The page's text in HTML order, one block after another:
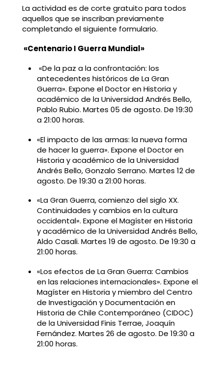
La actividad es de corte gratuito para todos
aquellos que se inscriban previamente
completando el siguiente formulario.
«Centenario I Guerra Mundial»
«De la paz a la confrontación: los
antecedentes históricos de La Gran
Guerra». Expone el Doctor en Historia y
académico de la Universidad Andrés Bello,
Pablo Rubio. Martes 05 de agosto. De 19:30
a 21:00 horas.
«El impacto de las armas: la nueva forma
de hacer la guerra». Expone el Doctor en
Historia y académico de la Universidad
Andrés Bello, Gonzalo Serrano. Martes 12 de
agosto. De 19:30 a 21:00 horas.
«La Gran Guerra, comienzo del siglo XX.
Continuidades y cambios en la cultura
occidental». Expone el Magíster en Historia
y académico de la Universidad Andrés Bello,
Aldo Casali. Martes 19 de agosto. De 19:30 a
21:00 horas.
«Los efectos de La Gran Guerra: Cambios
en las relaciones internacionales». Expone el
Magíster en Historia y miembro del Centro
de Investigación y Documentación en
Historia de Chile Contemporáneo (CIDOC)
de la Universidad Finis Terrae, Joaquín
Fernández. Martes 26 de agosto. De 19:30 a
21:00 horas.